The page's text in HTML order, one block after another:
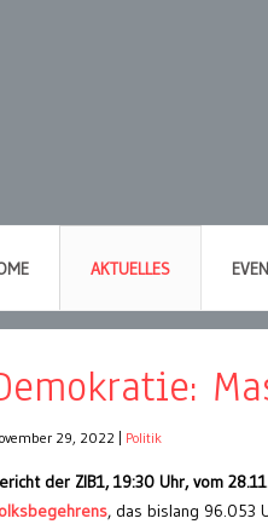
AKTUELLES
29, 2022 Politik
der ZIB1, 19:30 Uhr, vom
, das bislang 96.053